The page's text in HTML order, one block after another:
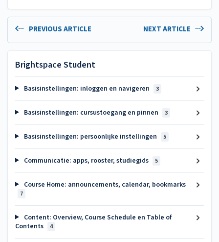
PREVIOUS ARTICLE NEXT ARTICLE
Brightspace Student
Basisinstellingen: inloggen en navigeren 3
Basisinstellingen: cursustoegang en pinnen 3
Basisinstellingen: persoonlijke instellingen 5
Communicatie: apps, rooster, studiegids 5
Course Home: announcements, calendar, bookmarks
7
Content: Overview, Course Schedule en Table of
Contents
4